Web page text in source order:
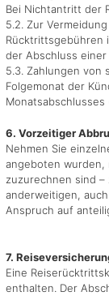
Bei Nichtantritt der
5.2. Zur
Rücktrittsgebühren
der Abschluss
5.3. Zahlungen von
Folgemonat der
6. Vorzeitiger
Nehmen Sie
angeboten wurden,
zuzurechnen sind –
anderweitigen,
Anspruch auf
7.
Eine
enthalten. Der